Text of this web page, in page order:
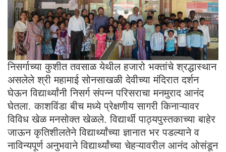
निसर्गाच्या कुशीत तवसाळ येथील हजारो भक्तांचे श्रद्धास्थान
असलेले श्री महामाई सोनसाखळी देवीच्या मंदिरात दर्शन
घेऊन विद्यार्थ्यांनी निसर्ग संपन्न परिसराचा मनमुराद आनंद
घेतला. काशविंडा बीच मध्ये प्रेक्षणीय सागरी किनाऱ्यावर
विविध खेळ मनसोक्त खेळले. विद्यार्थी पाठ्यपुस्तकाच्या बाहेर
जाऊन कृतिशीलतेने विद्यार्थ्यांच्या ज्ञानात भर पडल्याने व
नाविन्यपूर्ण अनुभवाने विद्यार्थ्यांच्या चेहऱ्यावरील आनंद ओसंडून